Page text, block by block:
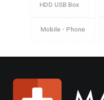
HDD USB Box
Mobile - Phone